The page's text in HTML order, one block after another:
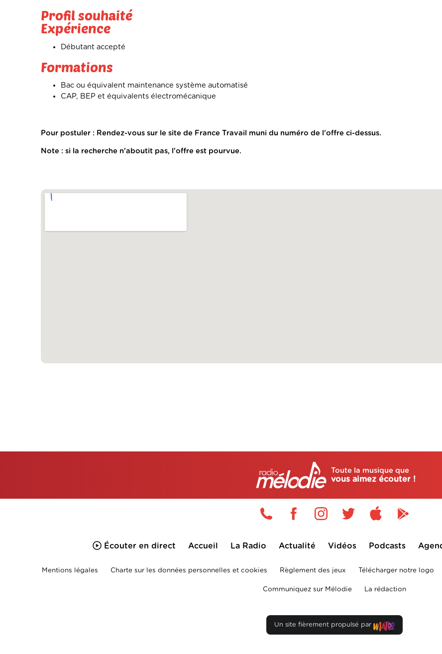
Profil souhaité
Expérience
Débutant accepté
Formations
Bac ou équivalent maintenance système automatisé
CAP, BEP et équivalents électromécanique
Pour postuler : Rendez-vous sur le site de France Travail muni du numéro de l'offre ci-dessus.
Note : si la recherche n'aboutit pas, l'offre est pourvue.
Toute la musique que
vous aimez écouter !
Écouter en direct Accueil La Radio Actualité Vidéos Podcasts
Mentions légales Charte sur les données personnelles et cookies Règlement des jeux Télécharger notre logo
Communiquez sur Mélodie La rédaction
Un site fièrement propulsé par